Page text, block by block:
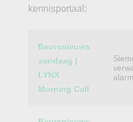
kennisportaal:
Category
Beursnieuws
vandaag |
LYNX
Morning Call